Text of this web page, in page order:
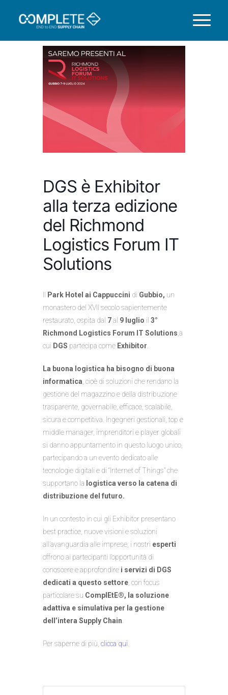
DGS è Exhibitor
alla terza edizione
del Richmond
Logistics Forum IT
Solutions
Park Hotel ai Cappuccini di Gubbio, un
monastero del XVII secolo sapientemente
restaurato, ospita dal 7al 9 luglio il 3°
Richmond Logistics Forum IT Solutions ,a
cui DGS partecipa come Exhibitor
La buona logistica ha bisogno di buona
informatica , cioè di soluzioni che rendano la
gestione del magazzino e della distribuzione
trasparente, governabile, efficace, scalabile,
sicura e competitiva. Ingegneri gestionali, top e
middle manager, imprenditori e player globali
si danno appuntamento in questo luogo unico,
partecipando a un evento dedicato alle
tecnologie digitali e di “Internet of Things” che
supportano la logistica verso la catena di
distribuzione del futuro.
In un contesto in cui gli Exhibitor presentano
best practice, nuove visioni e soluzioni
all’avanguardia alle imprese, i nostri esperti
offrono ai partecipanti l’opportunità di
conoscere e approfondire i servizi di DGS
dedicati a questo settore , con focus
particolare su ComplEtE®, la soluzione
adattiva e simulativa per la gestione
dell’intera Supply Chain
Per saperne di più, clicca qui